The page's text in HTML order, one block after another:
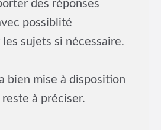
des réponses
possiblité
les sujets si nécessaire.
bien mise à disposition
reste à préciser.